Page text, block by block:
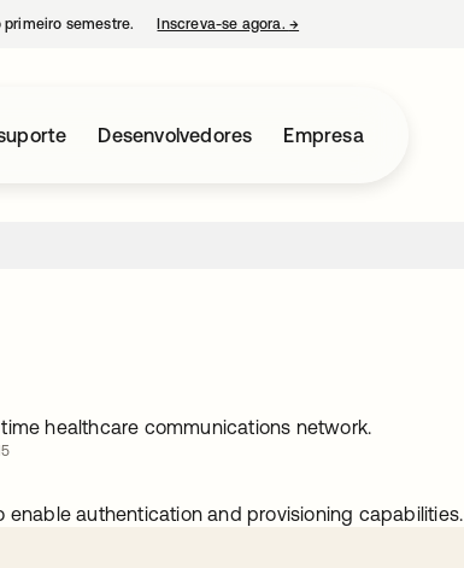
semestre. Inscreva-se agora. →
Desenvolvedores Empresa
healthcare communications network.
enable authentication and provisioning capabilities.